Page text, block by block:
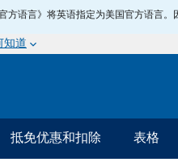
方语言》将英语指定为美国官方语言
知道
抵免优惠和扣除 表格